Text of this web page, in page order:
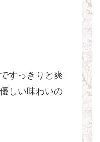
すっきりと爽
しい味わいの